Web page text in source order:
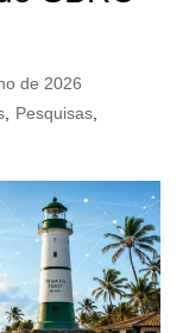
de 2026
, Pesquisas,